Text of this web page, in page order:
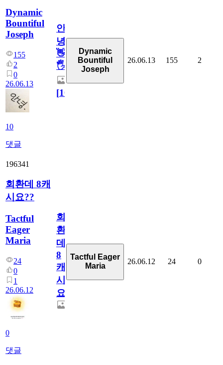
Dynamic
Bountiful
Joseph
155
2
0
26.06.13
10
댓글
안
녕
👋
🖐
[10
Dynamic
Bountiful
Joseph
26.06.13 155 2
196341
회환데 8캐
시요??
Tactful
Eager
Maria
24
0
1
26.06.12
0
댓글
회
환
데
8
캐
시
요??
Tactful Eager
Maria
26.06.12 24 0